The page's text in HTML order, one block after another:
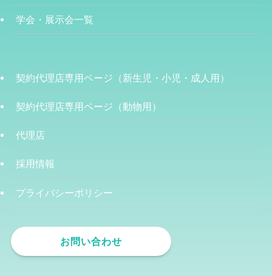
学会・展示会一覧
契約代理店専用ページ（新生児・小児・成人用）
契約代理店専用ページ（動物用）
代理店
採用情報
プライバシーポリシー
お問い合わせ